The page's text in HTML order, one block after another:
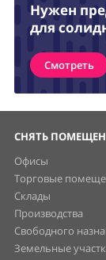
Нужен
для
Смотреть
СНЯТЬ
Офисы
Торговые
Склады
Производства
Свободного
Земельные